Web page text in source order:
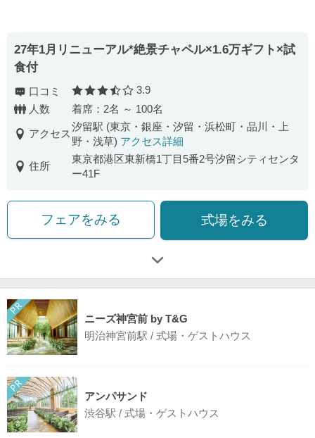
27年1月リニューアル*絶景チャペル×1.6万ギフト×試
食付
口コミ 口コミ評価
3.9
人数
着席：2名 ～ 100名
アクセス
汐留駅 (東京・銀座・汐留・浜松町・品川・上
野・浅草) アクセス詳細
住所
東京都港区東新橋1丁目5番2号汐留シティセンタ
ー41F
フェアをみる 式場をみる
ニーズ神宮前 by T&G
明治神宮前駅 / 式場・ゲストハウス
アンパサンド
渋谷駅 / 式場・ゲストハウス